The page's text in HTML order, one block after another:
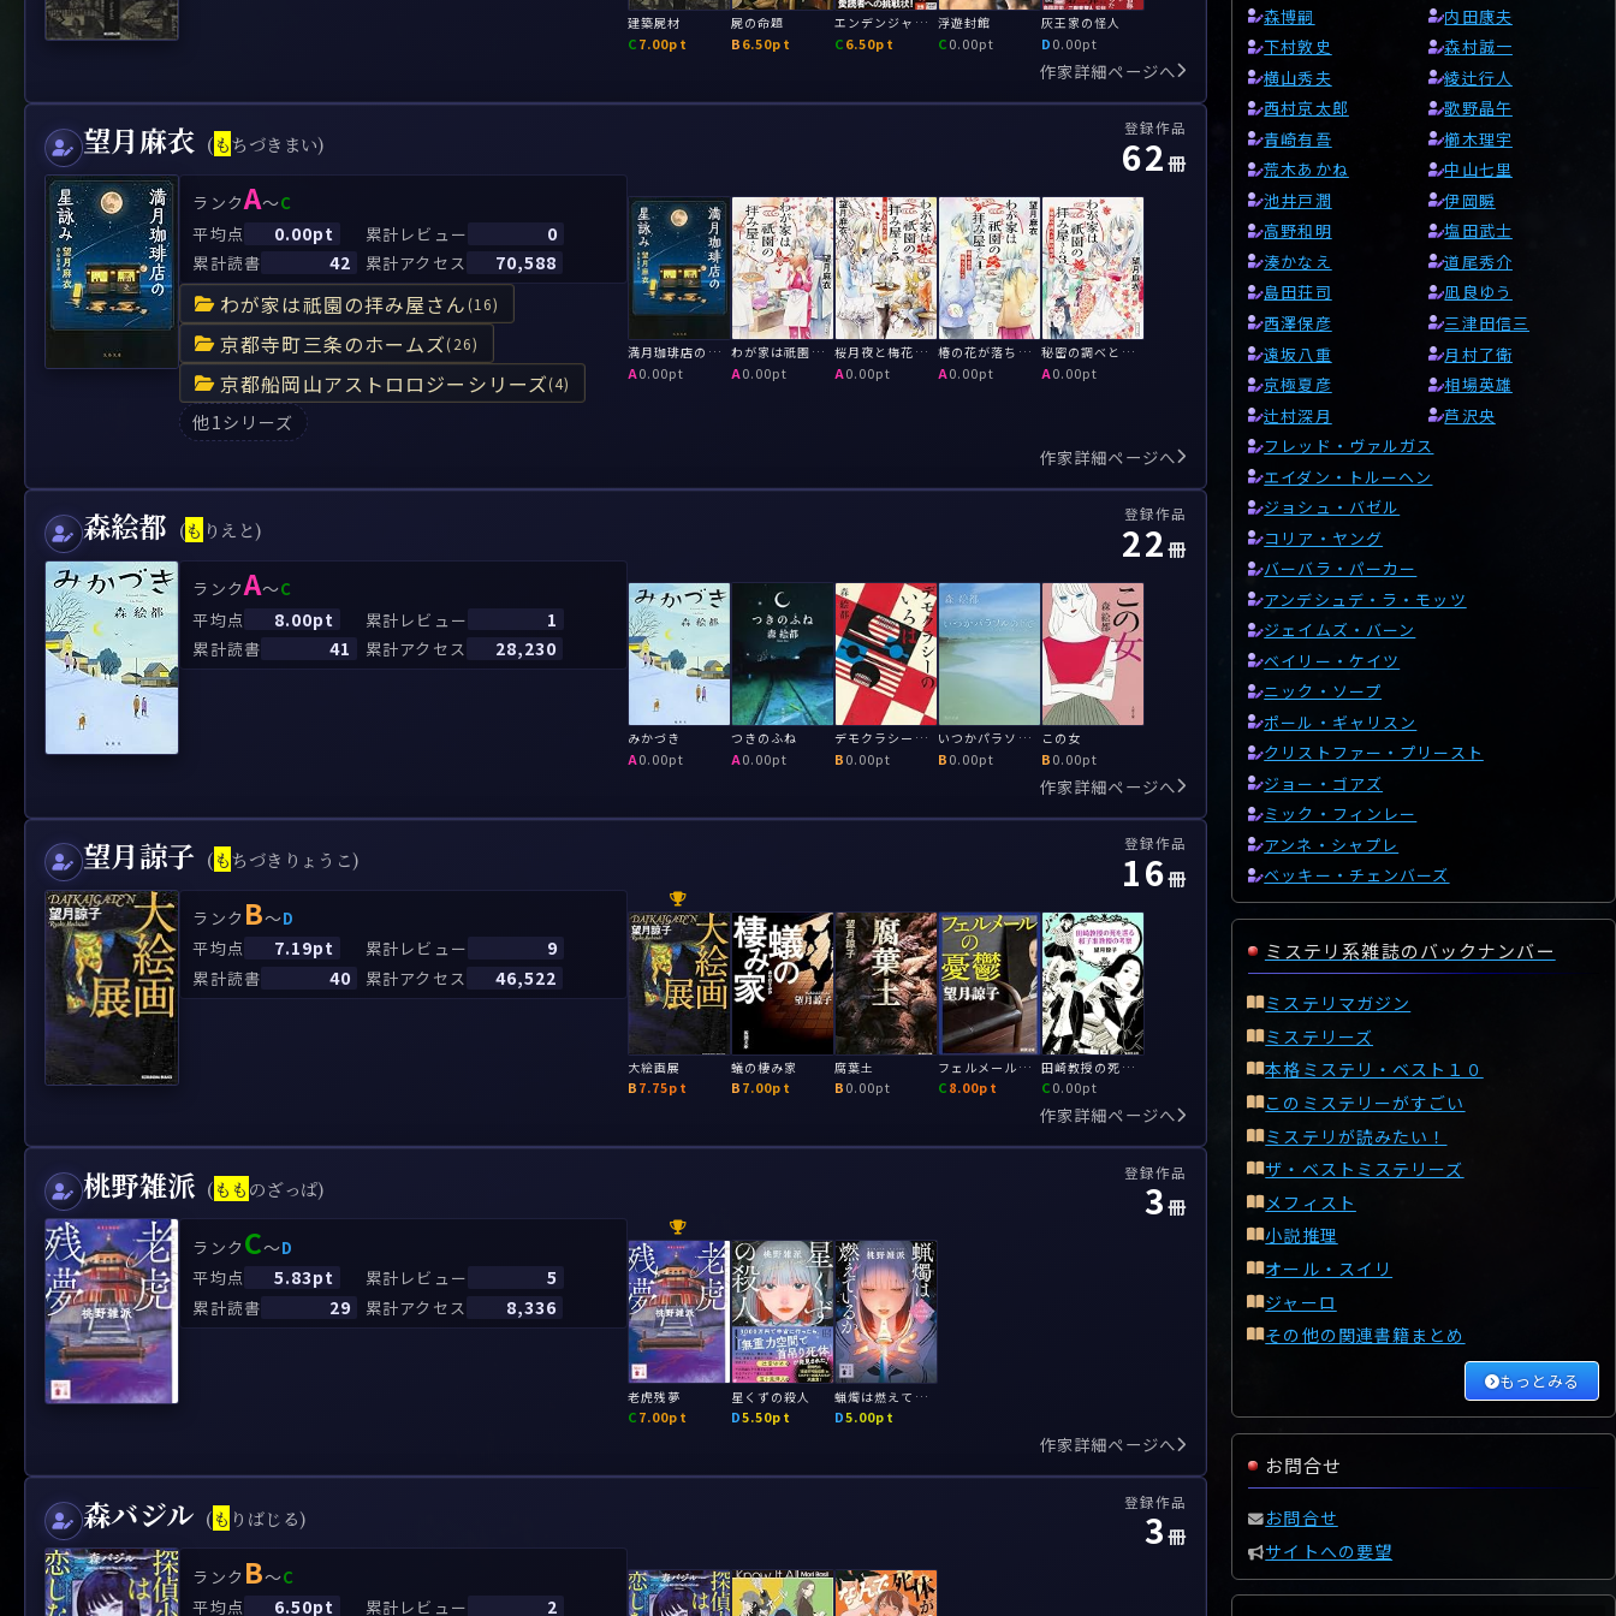
建築屍材
C7.00pt
屍の命題
B6.50pt
エンデンジャード・トリック
C6.50pt
浮遊封館
C0.00pt
灰王家の怪人
D0.00pt
作家詳細ページへ
望月麻衣 (もちづきまい)
登録作品
62冊
ランクA～C
平均点
0.00pt 累計レビュー 0
累計読書 42 累計アクセス 70,588
わが家は祇園の拝み屋さん (16)
京都寺町三条のホームズ(26)
京都船岡山アストロロジーシリーズ(4)
他1シリーズ
満月珈琲店の星詠み
A0.00pt
わが家は祇園の拝み屋さん
A0.00pt
桜月夜と梅花の夢: わが家は祇園の拝み屋さん5
A0.00pt
椿の花が落ちるころ: わが家は祇園の拝み屋さん4
A0.00pt
秘密の調べと狐の金平糖: わが家は祇園の拝み屋さん3
A0.00pt
作家詳細ページへ
森絵都 (も りえと)
登録作品
22冊
ランクA～C
平均点
8.00pt 累計レビュー 1
累計読書 41 累計アクセス 28,230
みかづき
A0.00pt
つきのふね
A0.00pt
デモクラシーのいろは
B0.00pt
いつかパラソルの下で
B0.00pt
この女
B0.00pt
作家詳細ページへ
望月諒子 (もちづきりょうこ)
登録作品
16冊
ランク B～D
平均点
7.19pt 累計レビュー 9
累計読書 40 累計アクセス 46,522
大絵画展
B7.75pt
蟻の棲み家
B7.00pt
腐葉土
B0.00pt
フェルメールの憂鬱
C8.00pt
田崎教授の死を巡る桜子准教授の考察
C0.00pt
作家詳細ページへ
桃野雑派 (も ものざっぱ)
登録作品
3冊
ランク C～D
平均点
5.83pt 累計レビュー 5
累計読書 29 累計アクセス 8,336
老虎残夢
C7.00pt
星くずの殺人
D5.50pt
蝋燭は燃えているか
D5.00pt
作家詳細ページへ
森バジル (も りばじる)
登録作品
3冊
ランク B～C
平均点
6.50pt 累計レビュー 2
森博嗣
内田康夫
下村敦史
森村誠一
横山秀夫
綾辻行人
西村京太郎
歌野晶午
青崎有吾
櫛木理宇
荒木あかね
中山七里
池井戸潤
伊岡瞬
高野和明
塩田武士
湊かなえ
道尾秀介
島田荘司
凪良ゆう
西澤保彦
三津田信三
遠坂八重
月村了衛
京極夏彦
相場英雄
辻村深月
芦沢央
フレッド・ヴァルガス
エイダン・トルーヘン
ジョシュ・バゼル
コリア・ヤング
バーバラ・パーカー
アンデシュデ・ラ・モッツ
ジェイムズ・バーン
ベイリー・ケイツ
ニック・ソープ
ポール・ギャリスン
クリストファー・プリースト
ジョー・ゴアズ
ミック・フィンレー
アンネ・シャプレ
ベッキー・チェンバーズ
ミステリ系雑誌のバックナンバー
ミステリマガジン
ミステリーズ
本格ミステリ・ベスト１０
このミステリーがすごい
ミステリが読みたい！
ザ・ベストミステリーズ
メフィスト
小説推理
オール・スイリ
ジャーロ
その他の関連書籍まとめ
もっとみる
お問合せ
お問合せ
サイトへの要望